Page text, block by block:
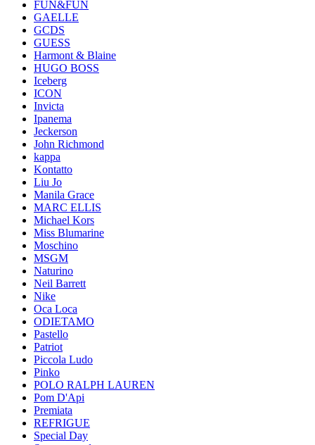
FUN&FUN
GAELLE
GCDS
GUESS
Harmont & Blaine
HUGO BOSS
Iceberg
ICON
Invicta
Ipanema
Jeckerson
John Richmond
kappa
Kontatto
Liu Jo
Manila Grace
MARC ELLIS
Michael Kors
Miss Blumarine
Moschino
MSGM
Naturino
Neil Barrett
Nike
Oca Loca
ODIETAMO
Pastello
Patriot
Piccola Ludo
Pinko
POLO RALPH LAUREN
Pom D'Api
Premiata
REFRIGUE
Special Day